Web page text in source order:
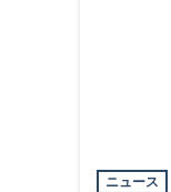
ニュース